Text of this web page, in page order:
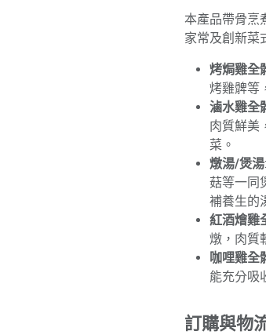
本產品帶骨烹
家常及創新菜
烤焗雞全
烤雞髀等
滷水雞全
肉質鮮美
菜。
燉湯/煲湯
菇等一同
補養生的
紅酒燴雞
燉，肉質
咖哩雞全
能充分吸
訂購與物